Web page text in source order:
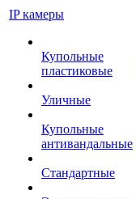
IP камеры
Купольные
пластиковые
Уличные
Купольные
антивандальные
Стандартные